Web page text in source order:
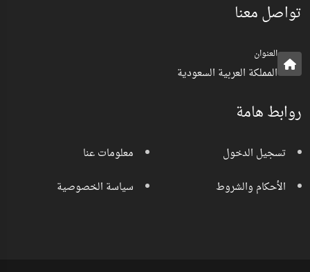
تواصل معنا
العنوان
المملكة العربية السعودية
روابط هامة
تسجيل الدخول
الأحكام والشروط
معلومات عنا
سياسة الخصوصية